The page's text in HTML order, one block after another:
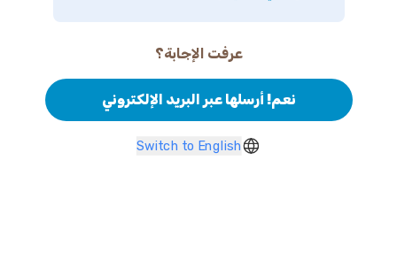
عرفت الإجابة؟
نعم! أرسلها عبر البريد الإلكتروني
Switch to English